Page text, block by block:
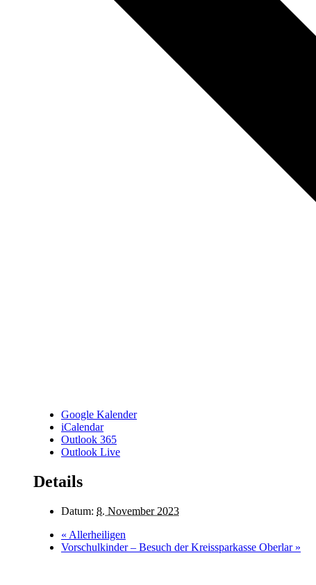
Google Kalender
iCalendar
Outlook 365
Outlook Live
Details
Datum: 8. November 2023
« Allerheiligen
Vorschulkinder – Besuch der Kreissparkasse Oberlar »